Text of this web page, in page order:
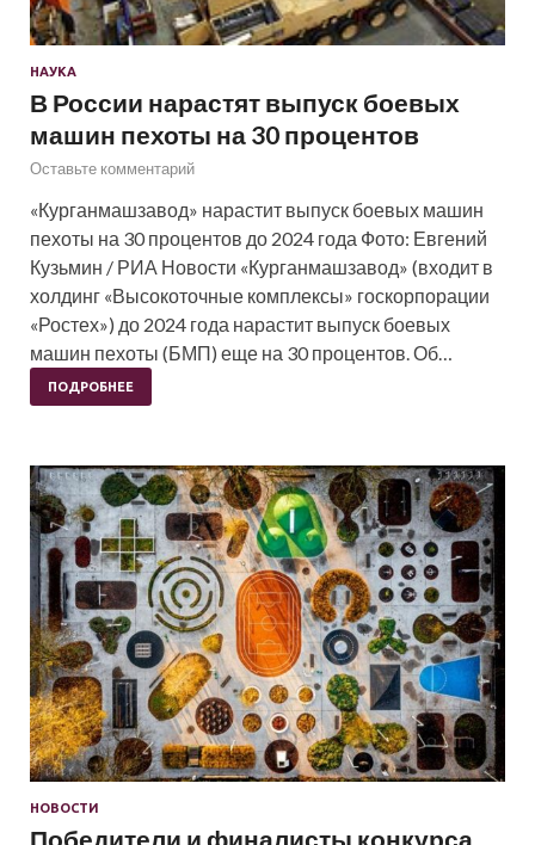
НАУКА
В России нарастят выпуск боевых
машин пехоты на 30 процентов
Оставьте комментарий
«Курганмашзавод» нарастит выпуск боевых машин
пехоты на 30 процентов до 2024 года Фото: Евгений
Кузьмин / РИА Новости «Курганмашзавод» (входит в
холдинг «Высокоточные комплексы» госкорпорации
«Ростех») до 2024 года нарастит выпуск боевых
машин пехоты (БМП) еще на 30 процентов. Об…
ПОДРОБНЕЕ
НОВОСТИ
Победители и финалисты конкурса